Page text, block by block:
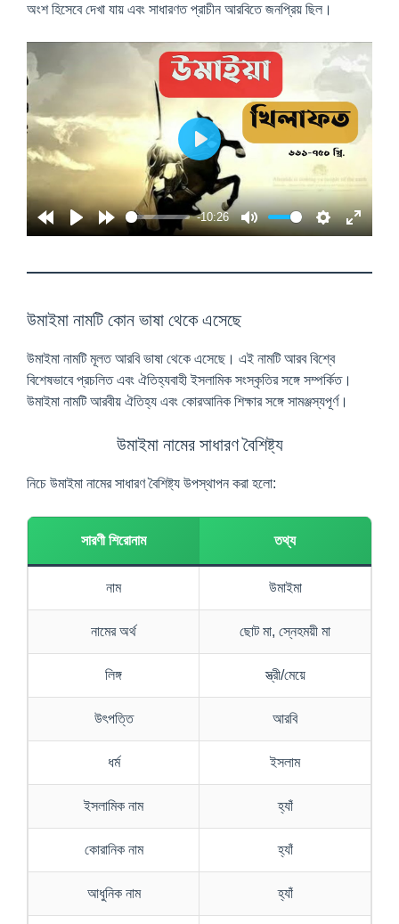
অংশ হিসেবে দেখা যায় এবং সাধারণত প্রাচীন আরবিতে জনপ্রিয় ছিল।
-10:26
P
a
y
উমাইমা নামটি কোন ভাষা থেকে এসেছে
উমাইমা নামটি মূলত আরবি ভাষা থেকে এসেছে। এই নামটি আরব বিশ্বে
বিশেষভাবে প্রচলিত এবং ঐতিহ্যবাহী ইসলামিক সংস্কৃতির সঙ্গে সম্পর্কিত।
উমাইমা নামটি আরবীয় ঐতিহ্য এবং কোরআনিক শিক্ষার সঙ্গে সামঞ্জস্যপূর্ণ।
উমাইমা নামের সাধারণ বৈশিষ্ট্য
নিচে উমাইমা নামের সাধারণ বৈশিষ্ট্য উপস্থাপন করা হলো:
সারণী শিরোনাম তথ্য
নাম উমাইমা
নামের অর্থ ছোট মা, স্নেহময়ী মা
লিঙ্গ স্ত্রী/মেয়ে
উৎপত্তি আরবি
ধর্ম ইসলাম
ইসলামিক নাম হ্যাঁ
কোরানিক নাম হ্যাঁ
আধুনিক নাম হ্যাঁ